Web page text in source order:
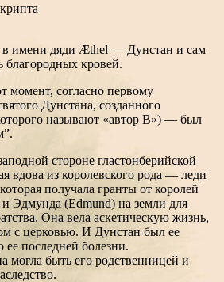
в имени дяди Æthel — Дунстан и сам
благородных кровей.
момент, согласно первому
Дунстана, созданного
называют «автор B») — был
стороне гластонберийской
вдова из королевского рода — леди
получала гранты от королей
Эдмунда (Edmund) на земли для
Она вела аскетическую жизнь,
с церковью. И Дунстан был ее
последней болезни.
могла быть его родственницей и